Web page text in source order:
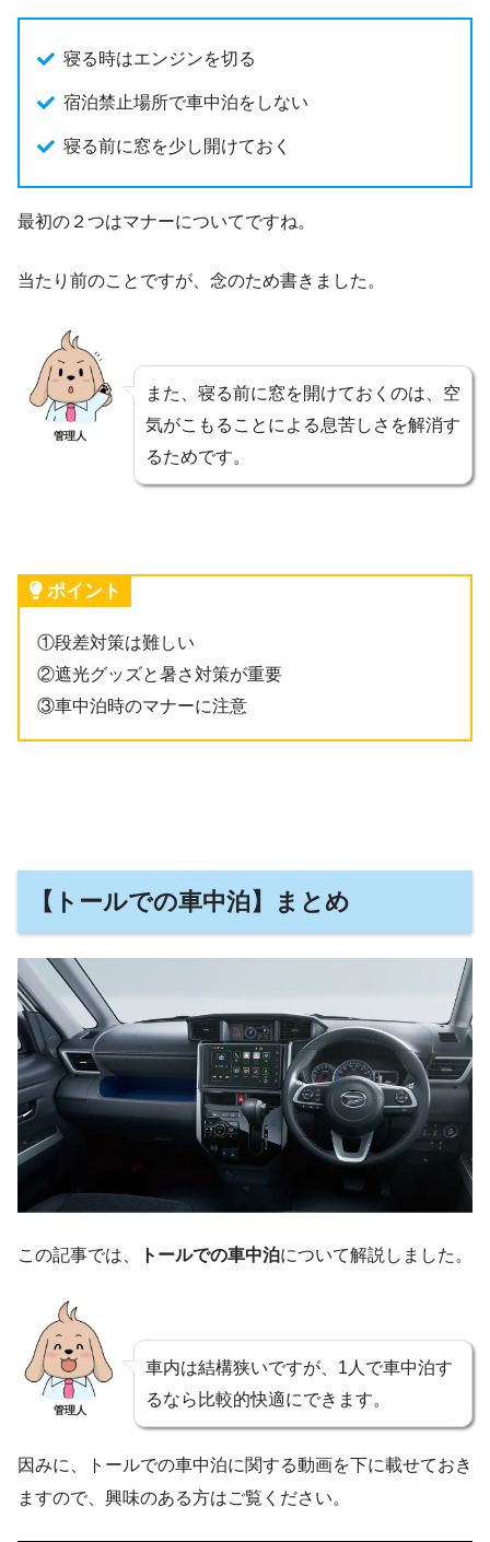
寝る時はエンジンを切る
宿泊禁止場所で車中泊をしない
寝る前に窓を少し開けておく
最初の２つはマナーについてですね。
当たり前のことですが、念のため書きました。
管理人
また、寝る前に窓を開けておくのは、空
気がこもることによる息苦しさを解消す
るためです。
ポイント
①段差対策は難しい
②遮光グッズと暑さ対策が重要
③車中泊時のマナーに注意
【トールでの車中泊】まとめ
この記事では、 トールでの車中泊について解説しました。
管理人
車内は結構狭いですが、1人で車中泊す
るなら比較的快適にできます。
因みに、トールでの車中泊に関する動画を下に載せておき
ますので、興味のある方はご覧ください。